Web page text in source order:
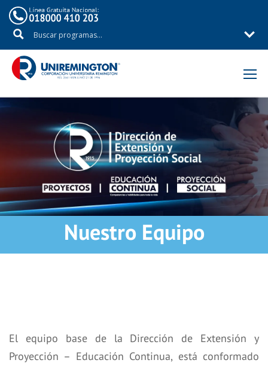
Inicio Extensión y Proyección Social
Nuestro Equipo
El equipo base de la Dirección de Extensión y
Proyección – Educación Continua, está conformado